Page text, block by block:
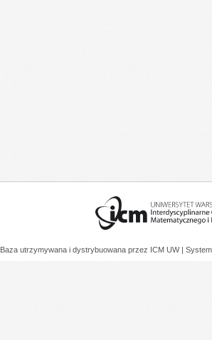
Baza utrzymywana i dystrybuowana przez ICM UW |